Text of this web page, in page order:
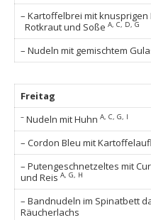
– Kartoffelbrei mit knusprigen
Rotkraut und Soße A, C, D, G
– Nudeln mit gemischtem
Freitag
– Nudeln mit Huhn A, C, G, I
– Cordon Bleu mit
– Putengeschnetzeltes mit
und Reis A, G, H
– Bandnudeln im Spinatbett
Räucherlachs